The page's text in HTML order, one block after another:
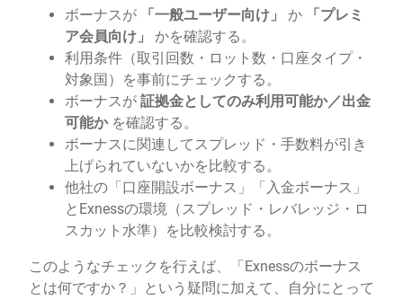
ボーナスが 「一般ユーザー向け」 か
「プレミ
ア会員向け」
かを確認する。
利用条件（取引回数・ロット数・口座タイプ・
対象国）を事前にチェックする。
ボーナスが 証拠金としてのみ利用可能か／出金
可能かを確認する。
ボーナスに関連してスプレッド・手数料が引き
上げられていないかを比較する。
他社の「口座開設ボーナス」「入金ボーナス」
とExnessの環境（スプレッド・レバレッジ・ロ
スカット水準）を比較検討する。
このようなチェックを行えば、「Exnessのボーナス
とは何ですか？」という疑問に加えて、自分にとって